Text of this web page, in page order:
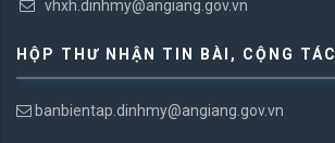
vhxh.dinhmy@angiang.gov.vn
HỘP THƯ NHẬN TIN BÀI, CỘNG TÁC
banbientap.dinhmy@angiang.gov.vn